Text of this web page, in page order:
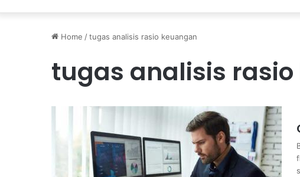
Home /tugas analisis rasio keuangan
tugas analisis